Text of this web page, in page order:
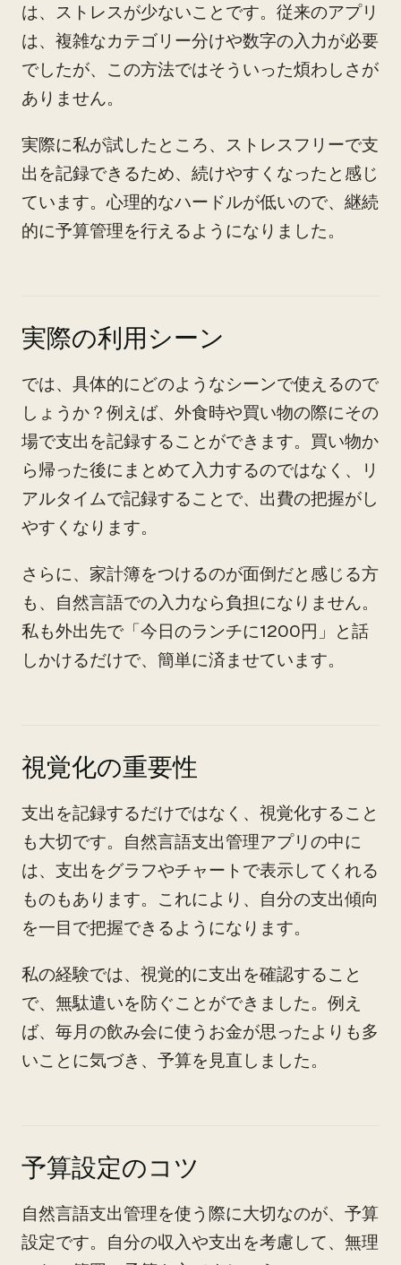
は、ストレスが少ないことです。従来のアプリ
は、複雑なカテゴリー分けや数字の入力が必要
でしたが、この方法ではそういった煩わしさが
ありません。
実際に私が試したところ、ストレスフリーで支
出を記録できるため、続けやすくなったと感じ
ています。心理的なハードルが低いので、継続
的に予算管理を行えるようになりました。
実際の利用シーン
では、具体的にどのようなシーンで使えるので
しょうか？例えば、外食時や買い物の際にその
場で支出を記録することができます。買い物か
ら帰った後にまとめて入力するのではなく、リ
アルタイムで記録することで、出費の把握がし
やすくなります。
さらに、家計簿をつけるのが面倒だと感じる方
も、自然言語での入力なら負担になりません。
私も外出先で「今日のランチに1200円」と話
しかけるだけで、簡単に済ませています。
視覚化の重要性
支出を記録するだけではなく、視覚化すること
も大切です。自然言語支出管理アプリの中に
は、支出をグラフやチャートで表示してくれる
ものもあります。これにより、自分の支出傾向
を一目で把握できるようになります。
私の経験では、視覚的に支出を確認すること
で、無駄遣いを防ぐことができました。例え
ば、毎月の飲み会に使うお金が思ったよりも多
いことに気づき、予算を見直しました。
予算設定のコツ
自然言語支出管理を使う際に大切なのが、予算
設定です。自分の収入や支出を考慮して、無理